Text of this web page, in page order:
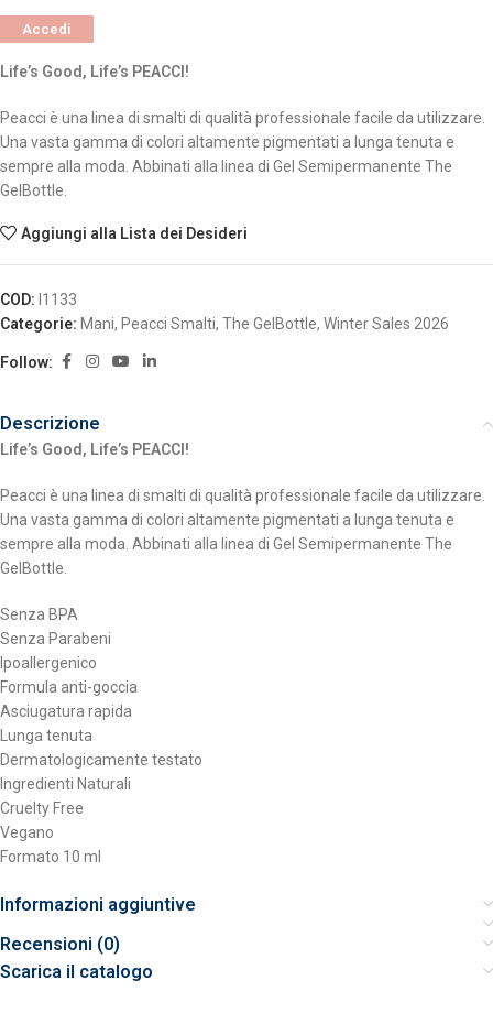
Accedi
Life’s Good, Life’s PEACCI!
Peacci è una linea di smalti di qualità professionale facile da utilizzare.
Una vasta gamma di colori altamente pigmentati a lunga tenuta e
sempre alla moda. Abbinati alla linea di Gel Semipermanente The
GelBottle.
Aggiungi alla Lista dei Desideri
COD: I1133
Categorie: Mani, Peacci Smalti, The GelBottle, Winter Sales 2026
Follow:
Descrizione
Life’s Good, Life’s PEACCI!
Peacci è una linea di smalti di qualità professionale facile da utilizzare.
Una vasta gamma di colori altamente pigmentati a lunga tenuta e
sempre alla moda. Abbinati alla linea di Gel Semipermanente The
GelBottle.
Senza BPA
Senza Parabeni
Ipoallergenico
Formula anti-goccia
Asciugatura rapida
Lunga tenuta
Dermatologicamente testato
Ingredienti Naturali
Cruelty Free
Vegano
Formato 10 ml
Informazioni aggiuntive
Recensioni (0)
Scarica il catalogo